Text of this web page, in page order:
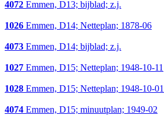
4072 Emmen, D13; bijblad; z.j.
1026 Emmen, D14; Netteplan; 1878-06
4073 Emmen, D14; bijblad; z.j.
1027 Emmen, D15; Netteplan; 1948-10-11
1028 Emmen, D15; Netteplan; 1948-10-01
4074 Emmen, D15; minuutplan; 1949-02